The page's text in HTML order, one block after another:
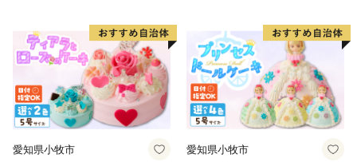
デコレーションケーキ ホー
ルケーキ
愛知県小牧市 愛知県小牧市